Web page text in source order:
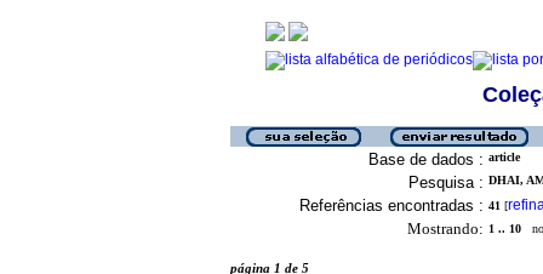
Base de dados : article
Pesquisa : DHAI,
Referências encontradas : 41 [
Mostrando: 1 .. 10
página 1 de 5